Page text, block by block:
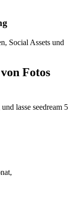
Social Assets und
Fotos
lasse seedream 5